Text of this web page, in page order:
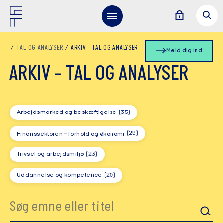
Meld dig ind
TAL OG ANALYSER ARKIV - TAL OG ANALYSER
ARKIV - TAL OG ANALYSER
Arbejdsmarked og beskæftigelse (35)
Finanssektoren – forhold og økonomi (29)
Trivsel og arbejdsmiljø (23)
Uddannelse og kompetence (20)
Søgefelt